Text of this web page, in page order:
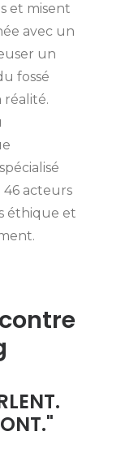
et misent
avec un
un
fossé
réalité.
46 acteurs
éthique et